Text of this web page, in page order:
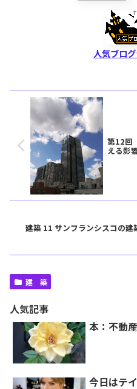
人気ブロ
第12回
える影
建築 11 サンフランシスコの建
建 築
人気記事
本：不動
今日はテ